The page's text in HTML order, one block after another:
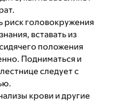
риск головокружения
вставать из
положения
Подниматься и
следует с
крови и другие